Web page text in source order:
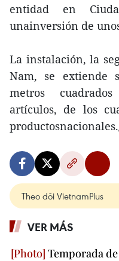
entidad en
unainversión de
La instalación, la
Nam, se extiende
metros
artículos, de los
Theo dõi VietnamPlus
VER MÁS
Temporada